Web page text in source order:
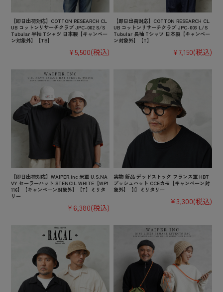
【即日出荷対応】COTTON RESEARCH CL
UB コットンリサーチクラブ JPC-002 S/S
Tubular 半袖 Tシャツ 日本製【キャンペー
ン対象外】【TB】
¥5,500(税込)
【即日出荷対応】COTTON RESEARCH CL
UB コットンリサーチクラブ JPC-003 L/S
Tubular 長袖 Tシャツ 日本製【キャンペー
ン対象外】【T】
¥7,150(税込)
【即日出荷対応】WAIPER.inc 米軍 U.S.NA
VY セーラーハット STENCIL WHITE【WP1
116】【キャンペーン対象外】【T】ミリタ
リー
¥6,380(税込)
実物 新品 デッドストック フランス軍 HBT
ブッシュハット CCEカモ【キャンペーン対
象外】【I】ミリタリー
¥3,300(税込)